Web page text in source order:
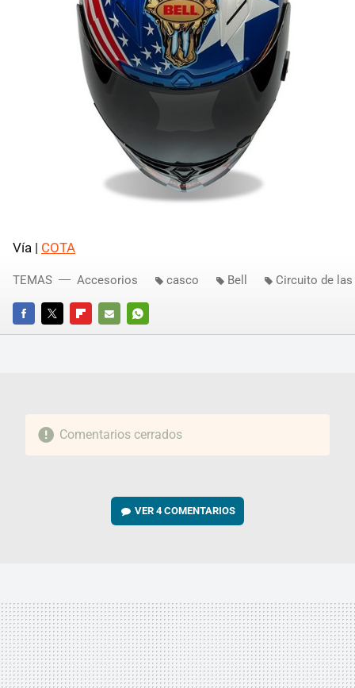
Vía | COTA
FACEBOOKTWITTERFLIPBOARD
E-
WHATSAPP
TEMAS Accesorios casco Bell Circuito de
Comentarios cerrados
VER4 COMENTARIOS